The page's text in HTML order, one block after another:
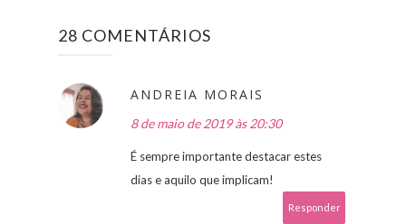
28 COMENTÁRIOS
ANDREIA MORAIS
8 de maio de 2019 às 20:30
É sempre importante destacar estes
dias e aquilo que implicam!
Responder